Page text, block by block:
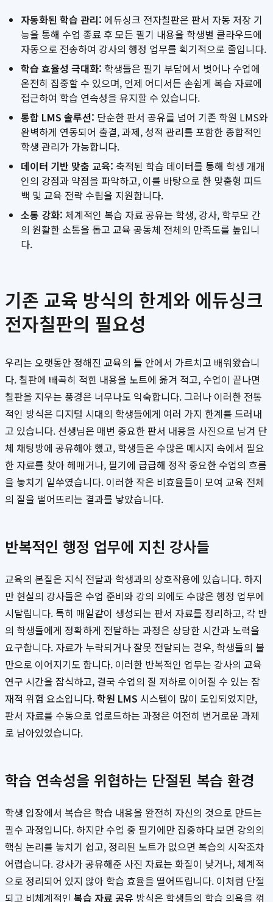
자동화된 학습 관리: 에듀싱크 전자칠판은 판서 자동 저장 기
능을 통해 수업 종료 후 모든 필기 내용을 학생별 클라우드에
자동으로 전송하여 강사의 행정 업무를 획기적으로 줄입니다.
학습 효율성 극대화: 학생들은 필기 부담에서 벗어나 수업에
온전히 집중할 수 있으며, 언제 어디서든 손쉽게 복습 자료에
접근하여 학습 연속성을 유지할 수 있습니다.
통합 LMS 솔루션: 단순한 판서 공유를 넘어 기존 학원 LMS와
완벽하게 연동되어 출결, 과제, 성적 관리를 포함한 종합적인
학생 관리가 가능합니다.
데이터 기반 맞춤 교육: 축적된 학습 데이터를 통해 학생 개개
인의 강점과 약점을 파악하고, 이를 바탕으로 한 맞춤형 피드
백 및 교육 전략 수립을 지원합니다.
소통 강화: 체계적인 복습 자료 공유는 학생, 강사, 학부모 간
의 원활한 소통을 돕고 교육 공동체 전체의 만족도를 높입니
다.
기존 교육 방식의 한계와 에듀싱크
전자칠판의 필요성
우리는 오랫동안 정해진 교육의 틀 안에서 가르치고 배워왔습니
다. 칠판에 빼곡히 적힌 내용을 노트에 옮겨 적고, 수업이 끝나면
칠판을 지우는 풍경은 너무나도 익숙합니다. 그러나 이러한 전통
적인 방식은 디지털 시대의 학생들에게 여러 가지 한계를 드러내
고 있습니다. 선생님은 매번 중요한 판서 내용을 사진으로 남겨 단
체 채팅방에 공유해야 했고, 학생들은 수많은 메시지 속에서 필요
한 자료를 찾아 헤매거나, 필기에 급급해 정작 중요한 수업의 흐름
을 놓치기 일쑤였습니다. 이러한 작은 비효율들이 모여 교육 전체
의 질을 떨어뜨리는 결과를 낳았습니다.
반복적인 행정 업무에 지친 강사들
교육의 본질은 지식 전달과 학생과의 상호작용에 있습니다. 하지
만 현실의 강사들은 수업 준비와 강의 외에도 수많은 행정 업무에
시달립니다. 특히 매일같이 생성되는 판서 자료를 정리하고, 각 반
의 학생들에게 정확하게 전달하는 과정은 상당한 시간과 노력을
요구합니다. 자료가 누락되거나 잘못 전달되는 경우, 학생들의 불
만으로 이어지기도 합니다. 이러한 반복적인 업무는 강사의 교육
연구 시간을 잠식하고, 결국 수업의 질 저하로 이어질 수 있는 잠
재적 위험 요소입니다.학원 LMS 시스템이 많이 도입되었지만,
판서 자료를 수동으로 업로드하는 과정은 여전히 번거로운 과제
로 남아있었습니다.
학습 연속성을 위협하는 단절된 복습 환경
학생 입장에서 복습은 학습 내용을 완전히 자신의 것으로 만드는
필수 과정입니다. 하지만 수업 중 필기에만 집중하다 보면 강의의
핵심 논리를 놓치기 쉽고, 정리된 노트가 없으면 복습의 시작조차
어렵습니다. 강사가 공유해준 사진 자료는 화질이 낮거나, 체계적
으로 정리되어 있지 않아 학습 효율을 떨어뜨립니다. 이처럼 단절
되고 비체계적인 복습 자료 공유 방식은 학생들의 학습 의욕을 꺾